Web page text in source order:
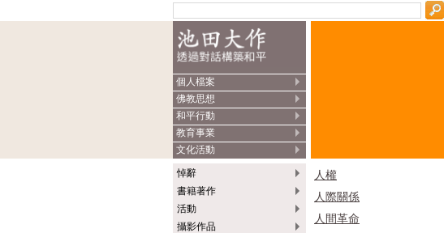
個人檔案
佛教思想
和平行動
教育事業
文化活動
悼辭
書籍著作
活動
攝影作品
人權
人際關係
人間革命